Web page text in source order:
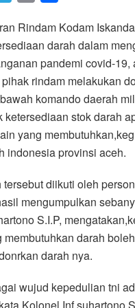
l
e
g
r
a
m
a
i
l
a
r
e
Rindam Kodam
darah dalam
pandemi covid-
rindam melakukan
komando daerah
ketersediaan stok darah
yang
indonesia provinsi aceh.
diikuti oleh
mengumpulkan
S.I.P,
membutuhkan darah
darah nya.
wujud kepedulian tni
Kolonel Inf